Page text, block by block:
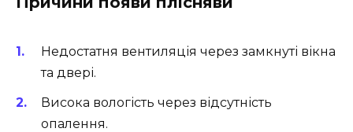
Недостатня вентиляція через замкнуті вікна
та двері.
Висока вологість через відсутність
опалення.